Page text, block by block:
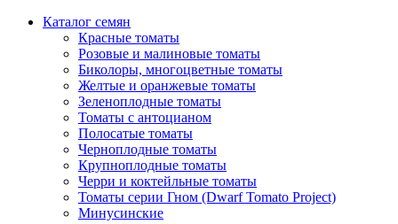
Каталог семян
Красные томаты
Розовые и малиновые томаты
Биколоры, многоцветные томаты
Желтые и оранжевые томаты
Зеленоплодные томаты
Томаты с антоцианом
Полосатые томаты
Черноплодные томаты
Крупноплодные томаты
Черри и коктейльные томаты
Томаты серии Гном (Dwarf Tomato Project)
Минусинские